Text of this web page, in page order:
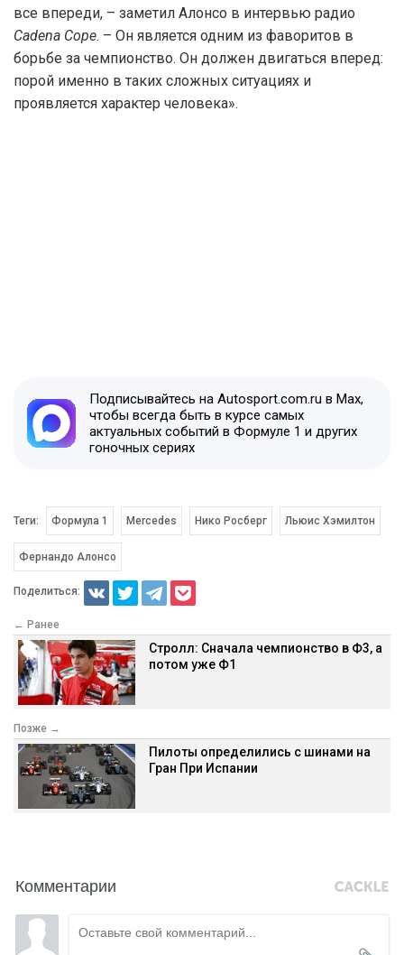
все впереди, – заметил Алонсо в интервью радио
Cadena Cope. – Он является одним из фаворитов в
борьбе за чемпионство. Он должен двигаться вперед:
порой именно в таких сложных ситуациях и
проявляется характер человека».
Подписывайтесь на Autosport.com.ru в Max,
чтобы всегда быть в курсе самых
актуальных событий в Формуле 1 и других
гоночных сериях
Теги: Формула 1 Mercedes Нико Росберг Льюис Хэмилтон
Фернандо Алонсо
Поделиться:
← Ранее
Стролл: Сначала чемпионство в Ф3, а
потом уже Ф1
Позже →
Пилоты определились с шинами на
Гран При Испании
Комментарии